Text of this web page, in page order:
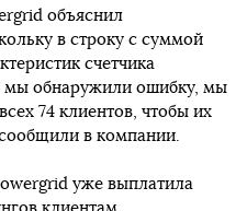
объяснил
в строку с суммой
счетчика
мы обнаружили ошибку, мы
74 клиентов, чтобы их
в компании.
уже выплатила